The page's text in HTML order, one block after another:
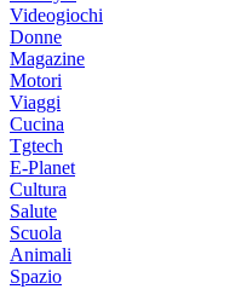
Videogiochi
Donne
Magazine
Motori
Viaggi
Cucina
Tgtech
E-Planet
Cultura
Salute
Scuola
Animali
Spazio